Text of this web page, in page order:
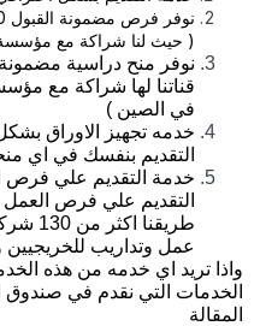
( حيث لنا شراكة مع مؤسسة
قناتنا لها شراكة مع مؤسسة
في الصين )
خدمه تجهيز الاوراق بشكل
التقديم بنفسك في اي منحه
خدمة التقديم علي فرص
التقديم علي فرص العمل
طريقنا
عمل وتداريب للخريجيين
تريد اي خدمه من هذه
التي نقدم في صندوق